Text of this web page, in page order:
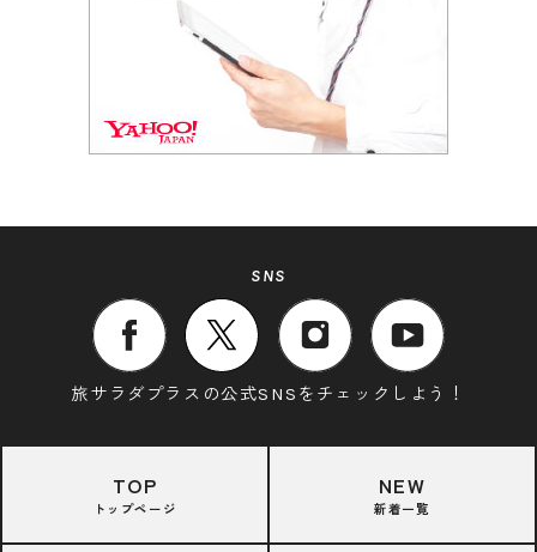
SNS
旅サラダプラスの公式SNSをチェックしよう！
TOP
トップページ
NEW
新着一覧